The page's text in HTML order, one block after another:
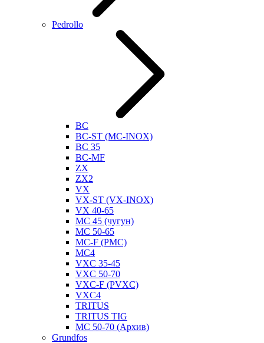
Pedrollo
BC
BC-ST (MC-INOX)
BC 35
BC-MF
ZX
ZX2
VX
VX-ST (VX-INOX)
VX 40-65
MC 45 (чугун)
MC 50-65
MC-F (PMC)
MC4
VXC 35-45
VXC 50-70
VXC-F (PVXC)
VXC4
TRITUS
TRITUS TIG
MC 50-70 (Архив)
Grundfos